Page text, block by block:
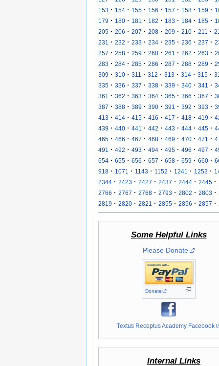
153 · 154 · 155 · 156 · 157 · 158 · 159 ·
179 · 180 · 181 · 182 · 183 · 184 · 185 ·
205 · 206 · 207 · 208 · 209 · 210 · 211 ·
231
· 232 · 233 · 234 · 235 · 236 · 237 ·
257 · 258 · 259 · 260 · 261 · 262 · 263 ·
283 · 284 · 285 · 286 · 287 · 288 · 289 ·
309 · 310 · 311 · 312 · 313 · 314 · 315 ·
335 · 336 · 337 · 338 · 339 · 340 · 341 ·
361
· 362 · 363 · 364 · 365 · 366 · 367 ·
387 · 388 · 389 · 390 · 391 · 392 · 393 ·
413 · 414 · 415 · 416 · 417 · 418 · 419 ·
439 · 440 · 441 · 442 · 443 · 444 · 445 ·
465 · 466 · 467 · 468 · 469 · 470 · 471 ·
491
· 492 · 493 · 494 · 495 · 496 · 497 ·
654 · 655 · 656 · 657 · 658 · 659 · 660 ·
918 · 1071 · 1143 · 1152 · 1241 · 1253 ·
2344 · 2423 · 2427 · 2437 · 2444 · 2445 ·
2766 · 2767 · 2768 · 2793 · 2802 · 2803 ·
2819 · 2820 · 2821 · 2855 · 2856 · 2857 ·
Some Helpful Links
Please Donate
Donate
Textus Receptus Academy Facebook
Internal Links